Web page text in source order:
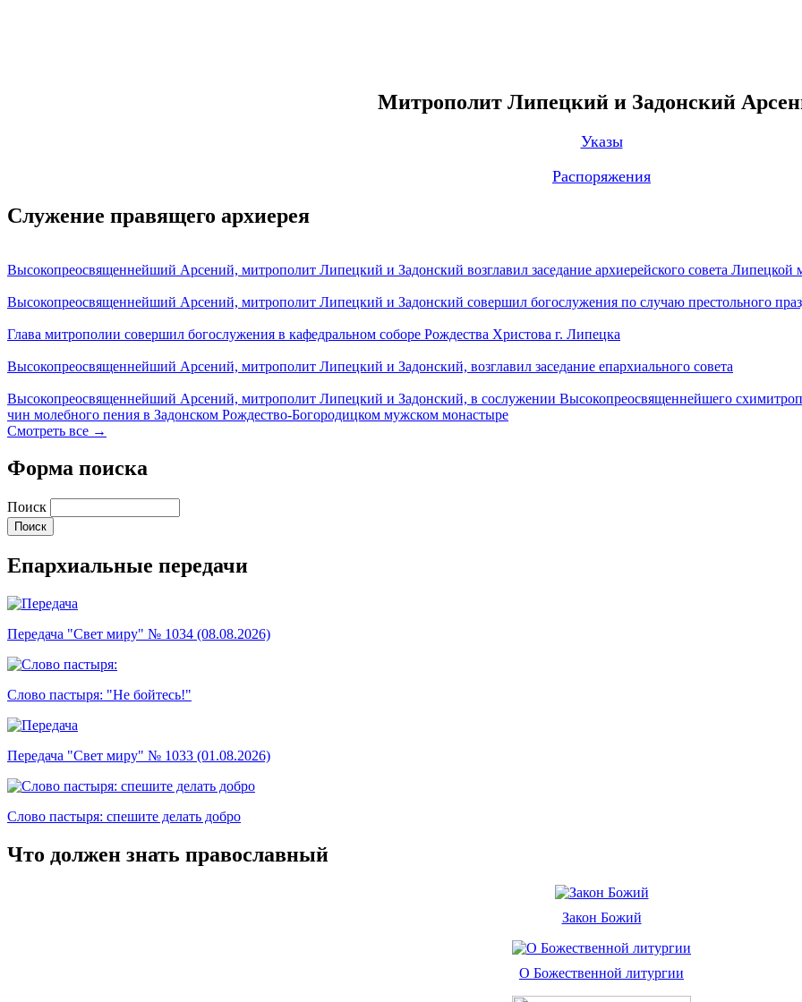
Митрополит Липецкий и Задонский
Указы
Распоряжения
Служение правящего архиерея
Высокопреосвященнейший Арсений, митрополит Липецкий и Задонский возглавил заседание архиерейского совета Липецкой
Высокопреосвященнейший Арсений, митрополит Липецкий и Задонский совершил богослужения по случаю престольного
Глава митрополии совершил богослужения в кафедральном соборе Рождества Христова г. Липецка
Высокопреосвященнейший Арсений, митрополит Липецкий и Задонский, возглавил заседание епархиального совета
Высокопреосвященнейший Арсений, митрополит Липецкий и Задонский, в сослужении Высокопреосвященнейшего
чин молебного пения в Задонском Рождество-Богородицком мужском монастыре
Смотреть все →
Форма поиска
Поиск
Епархиальные передачи
Передача "Свет миру" № 1034 (08.08.2026)
Слово пастыря: "Не бойтесь!"
Передача "Свет миру" № 1033 (01.08.2026)
Слово пастыря: спешите делать добро
Что должен знать православный
Закон Божий
О Божественной литургии